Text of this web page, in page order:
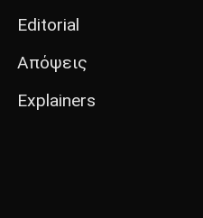
Editorial
Απόψεις
Explainers